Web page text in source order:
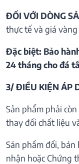
ĐỐI VỚI DÒNG
thực tế và giá
Đặc biệt: Bảo
24 tháng cho đá
3/ ĐIỀU KIỆN ÁP
Sản phẩm phải
thay đổi chất liệu
Sản phẩm đổi,
nhận hoặc Chứng